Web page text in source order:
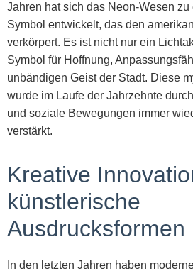
Jahren hat sich das Neon-Wesen
Symbol entwickelt, das den
verkörpert. Es ist nicht nur ein
Symbol für Hoffnung,
unbändigen Geist der Stadt. Diese
wurde im Laufe der Jahrzehnte
und soziale Bewegungen immer
verstärkt.
Kreative
künstlerische
Ausdrucksformen
In den letzten Jahren haben